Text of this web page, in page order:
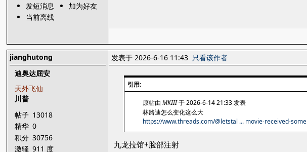
发短消息
加为好友
当前离线
jianghutong
迪奥达屈安
天外飞仙
川普
帖子 13018
精华 0
积分 30756
激骚 911 度
发表于 2026-6-16 11:43 只看该作者
引用:
原帖由MKIII于 2026-6-14 21:33 发表
林路迪怎么变化这么大
https://www.threads.com/@letstal ... movie-received-some
九龙拉馆+脸部注射